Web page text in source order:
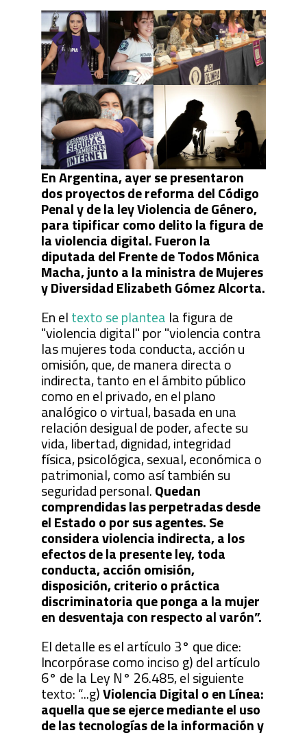
En Argentina, ayer se presentaron
dos proyectos de reforma del Código
Penal y de la ley Violencia de Género,
para tipificar como delito la figura de
la violencia digital. Fueron la
diputada del Frente de Todos Mónica
Macha, junto a la ministra de Mujeres
y Diversidad Elizabeth Gómez Alcorta.
En eltexto se plantea la figura de
"violencia digital" por "violencia contra
las mujeres toda conducta, acción u
omisión, que, de manera directa o
indirecta, tanto en el ámbito público
como en el privado, en el plano
analógico o virtual, basada en una
relación desigual de poder, afecte su
vida, libertad, dignidad, integridad
física, psicológica, sexual, económica o
patrimonial, como así también su
seguridad personal.Quedan
comprendidas las perpetradas desde
el Estado o por sus agentes. Se
considera violencia indirecta, a los
efectos de la presente ley, toda
conducta, acción omisión,
disposición, criterio o práctica
discriminatoria que ponga a la mujer
en desventaja con respecto al varón”.
El detalle es el artículo 3° que dice:
Incorpórase como inciso g) del artículo
6° de la Ley N° 26.485, el siguiente
texto: “...g)Violencia Digital o en Línea:
aquella que se ejerce mediante el uso
de las tecnologías de la información y